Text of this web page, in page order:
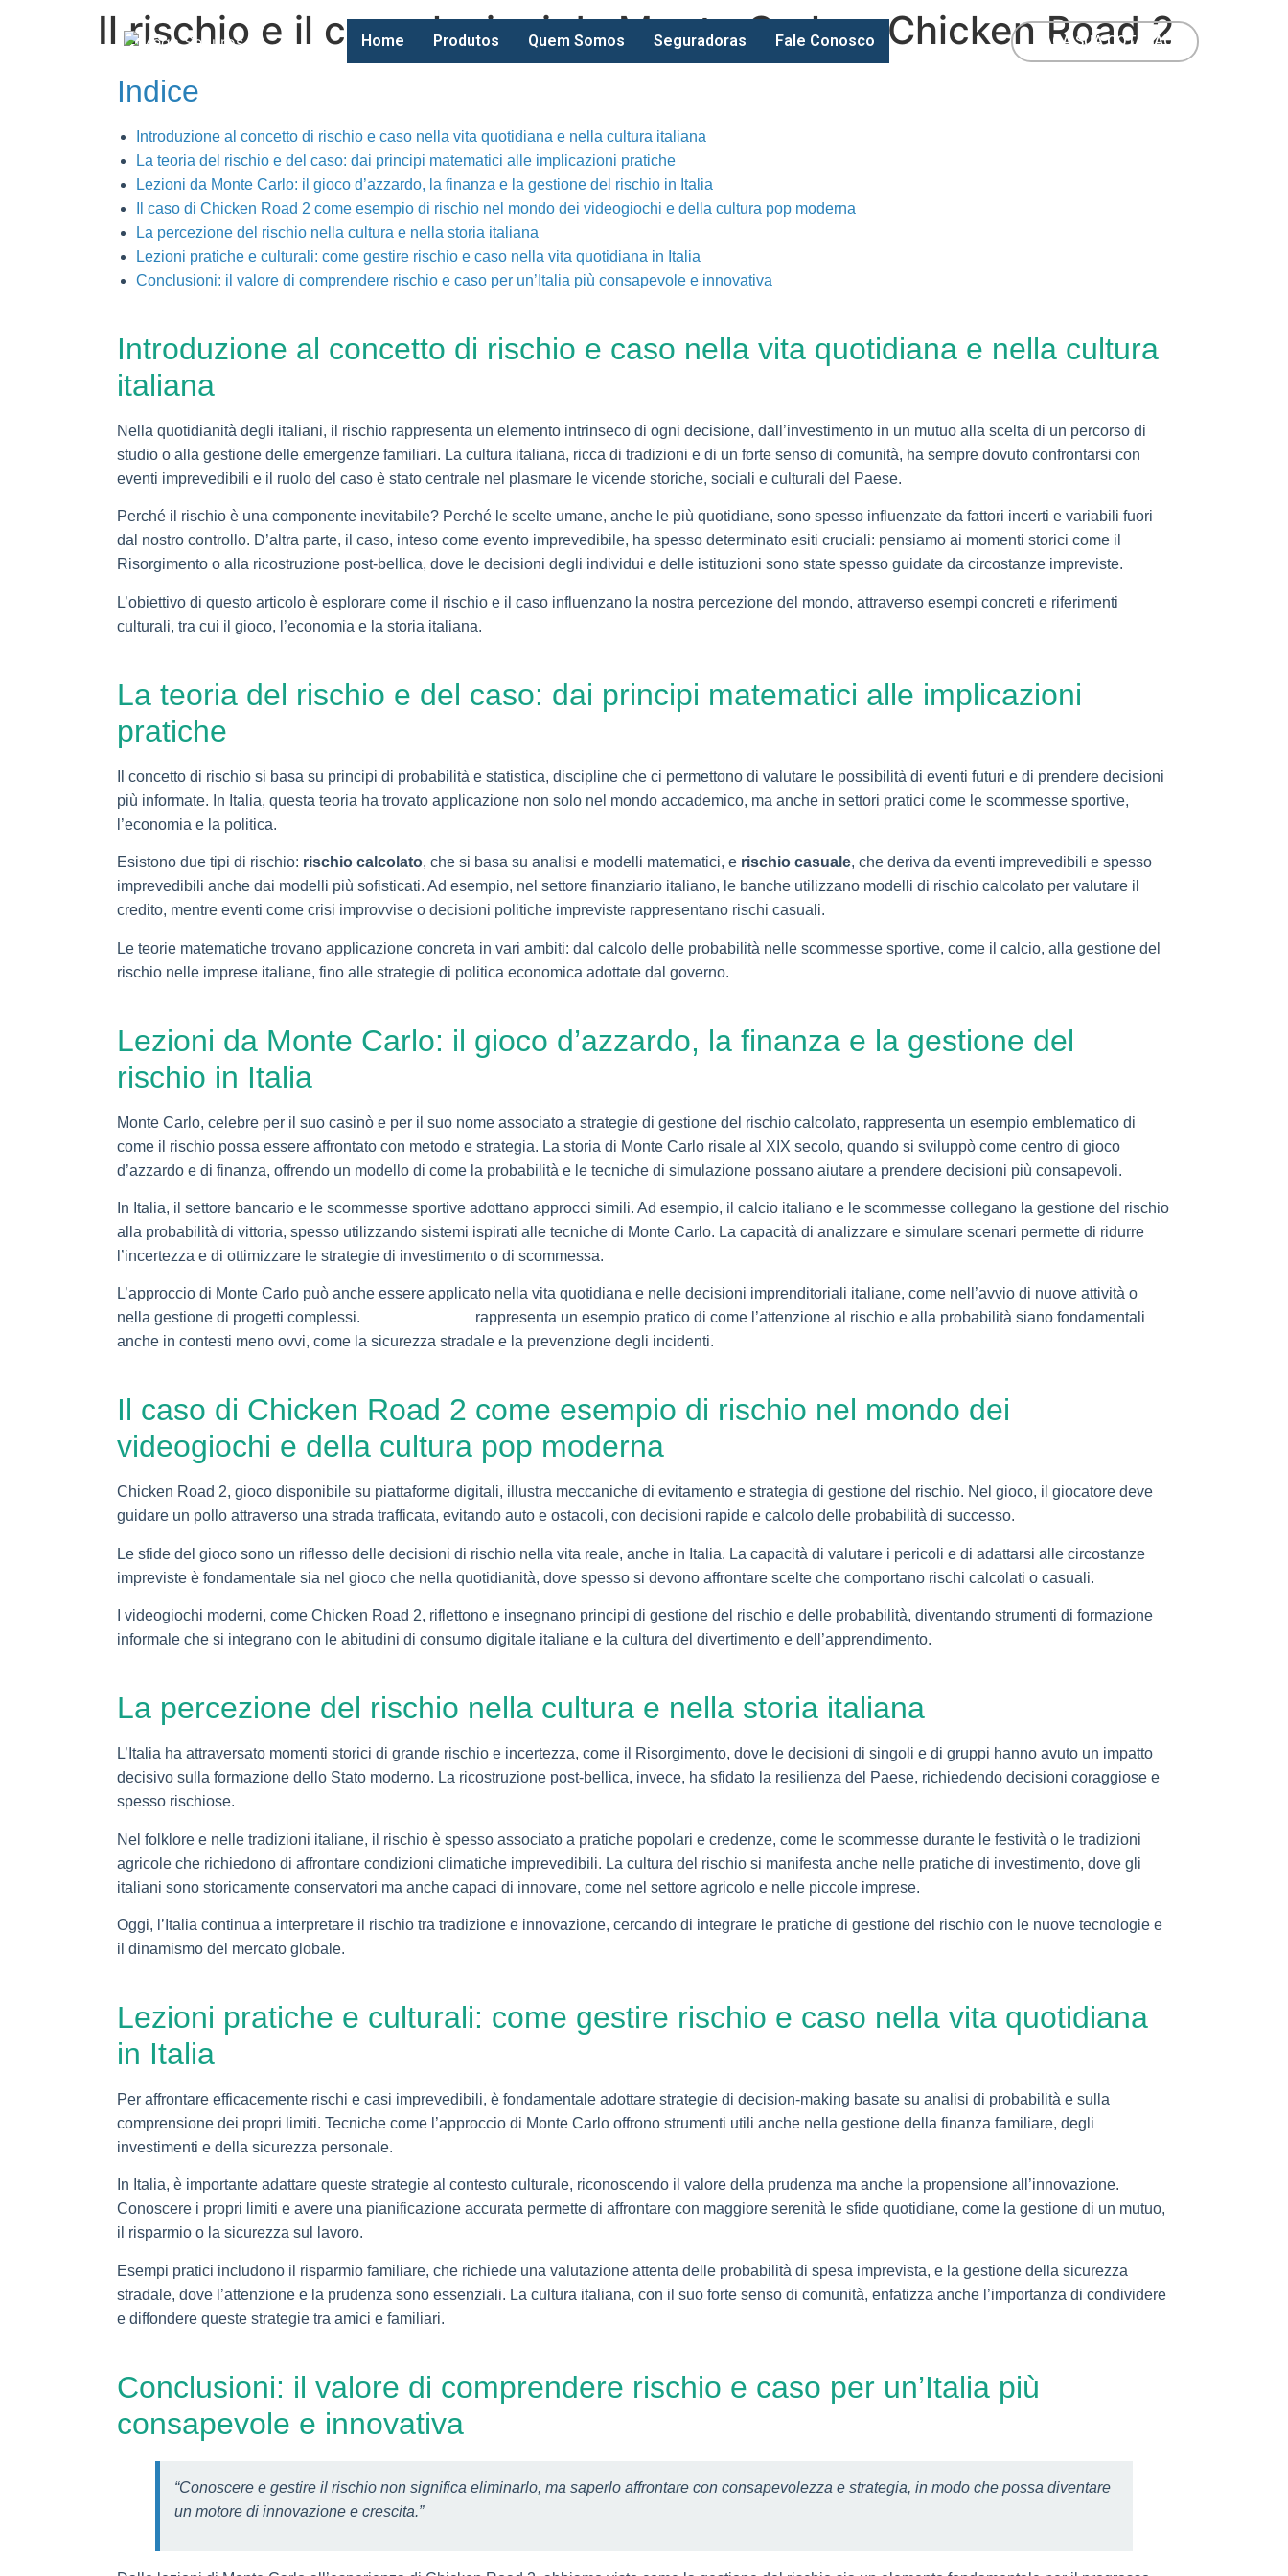
Home Produtos Quem Somos Seguradoras Fale Conosco FAÇA SUA COTAÇÃO
Il rischio e il caso: lezioni da Monte Carlo e Chicken Road 2
Indice
Introduzione al concetto di rischio e caso nella vita quotidiana e nella cultura italiana
La teoria del rischio e del caso: dai principi matematici alle implicazioni pratiche
Lezioni da Monte Carlo: il gioco d’azzardo, la finanza e la gestione del rischio in Italia
Il caso di Chicken Road 2 come esempio di rischio nel mondo dei videogiochi e della cultura pop moderna
La percezione del rischio nella cultura e nella storia italiana
Lezioni pratiche e culturali: come gestire rischio e caso nella vita quotidiana in Italia
Conclusioni: il valore di comprendere rischio e caso per un’Italia più consapevole e innovativa
Introduzione al concetto di rischio e caso nella vita quotidiana e nella cultura
italiana
Nella quotidianità degli italiani, il rischio rappresenta un elemento intrinseco di ogni decisione, dall’investimento in un mutuo alla scelta di un percorso di
studio o alla gestione delle emergenze familiari. La cultura italiana, ricca di tradizioni e di un forte senso di comunità, ha sempre dovuto confrontarsi con
eventi imprevedibili e il ruolo del caso è stato centrale nel plasmare le vicende storiche, sociali e culturali del Paese.
Perché il rischio è una componente inevitabile? Perché le scelte umane, anche le più quotidiane, sono spesso influenzate da fattori incerti e variabili fuori
dal nostro controllo. D’altra parte, il caso, inteso come evento imprevedibile, ha spesso determinato esiti cruciali: pensiamo ai momenti storici come il
Risorgimento o alla ricostruzione post-bellica, dove le decisioni degli individui e delle istituzioni sono state spesso guidate da circostanze impreviste.
L’obiettivo di questo articolo è esplorare come il rischio e il caso influenzano la nostra percezione del mondo, attraverso esempi concreti e riferimenti
culturali, tra cui il gioco, l’economia e la storia italiana.
La teoria del rischio e del caso: dai principi matematici alle implicazioni
pratiche
Il concetto di rischio si basa su principi di probabilità e statistica, discipline che ci permettono di valutare le possibilità di eventi futuri e di prendere decisioni
più informate. In Italia, questa teoria ha trovato applicazione non solo nel mondo accademico, ma anche in settori pratici come le scommesse sportive,
l’economia e la politica.
Esistono due tipi di rischio: rischio calcolato, che si basa su analisi e modelli matematici, e rischio casuale, che deriva da eventi imprevedibili e spesso
imprevedibili anche dai modelli più sofisticati. Ad esempio, nel settore finanziario italiano, le banche utilizzano modelli di rischio calcolato per valutare il
credito, mentre eventi come crisi improvvise o decisioni politiche impreviste rappresentano rischi casuali.
Le teorie matematiche trovano applicazione concreta in vari ambiti: dal calcolo delle probabilità nelle scommesse sportive, come il calcio, alla gestione del
rischio nelle imprese italiane, fino alle strategie di politica economica adottate dal governo.
Lezioni da Monte Carlo: il gioco d’azzardo, la finanza e la gestione del
rischio in Italia
Monte Carlo, celebre per il suo casinò e per il suo nome associato a strategie di gestione del rischio calcolato, rappresenta un esempio emblematico di
come il rischio possa essere affrontato con metodo e strategia. La storia di Monte Carlo risale al XIX secolo, quando si sviluppò come centro di gioco
d’azzardo e di finanza, offrendo un modello di come la probabilità e le tecniche di simulazione possano aiutare a prendere decisioni più consapevoli.
In Italia, il settore bancario e le scommesse sportive adottano approcci simili. Ad esempio, il calcio italiano e le scommesse collegano la gestione del rischio
alla probabilità di vittoria, spesso utilizzando sistemi ispirati alle tecniche di Monte Carlo. La capacità di analizzare e simulare scenari permette di ridurre
l’incertezza e di ottimizzare le strategie di investimento o di scommessa.
L’approccio di Monte Carlo può anche essere applicato nella vita quotidiana e nelle decisioni imprenditoriali italiane, come nell’avvio di nuove attività o
nella gestione di progetti complessi.
rappresenta un esempio pratico di come l’attenzione al rischio e alla probabilità siano fondamentali
anche in contesti meno ovvi, come la sicurezza stradale e la prevenzione degli incidenti.
Il caso di Chicken Road 2 come esempio di rischio nel mondo dei
videogiochi e della cultura pop moderna
Chicken Road 2, gioco disponibile su piattaforme digitali, illustra meccaniche di evitamento e strategia di gestione del rischio. Nel gioco, il giocatore deve
guidare un pollo attraverso una strada trafficata, evitando auto e ostacoli, con decisioni rapide e calcolo delle probabilità di successo.
Le sfide del gioco sono un riflesso delle decisioni di rischio nella vita reale, anche in Italia. La capacità di valutare i pericoli e di adattarsi alle circostanze
impreviste è fondamentale sia nel gioco che nella quotidianità, dove spesso si devono affrontare scelte che comportano rischi calcolati o casuali.
I videogiochi moderni, come Chicken Road 2, riflettono e insegnano principi di gestione del rischio e delle probabilità, diventando strumenti di formazione
informale che si integrano con le abitudini di consumo digitale italiane e la cultura del divertimento e dell’apprendimento.
La percezione del rischio nella cultura e nella storia italiana
L’Italia ha attraversato momenti storici di grande rischio e incertezza, come il Risorgimento, dove le decisioni di singoli e di gruppi hanno avuto un impatto
decisivo sulla formazione dello Stato moderno. La ricostruzione post-bellica, invece, ha sfidato la resilienza del Paese, richiedendo decisioni coraggiose e
spesso rischiose.
Nel folklore e nelle tradizioni italiane, il rischio è spesso associato a pratiche popolari e credenze, come le scommesse durante le festività o le tradizioni
agricole che richiedono di affrontare condizioni climatiche imprevedibili. La cultura del rischio si manifesta anche nelle pratiche di investimento, dove gli
italiani sono storicamente conservatori ma anche capaci di innovare, come nel settore agricolo e nelle piccole imprese.
Oggi, l’Italia continua a interpretare il rischio tra tradizione e innovazione, cercando di integrare le pratiche di gestione del rischio con le nuove tecnologie e
il dinamismo del mercato globale.
Lezioni pratiche e culturali: come gestire rischio e caso nella vita quotidiana
in Italia
Per affrontare efficacemente rischi e casi imprevedibili, è fondamentale adottare strategie di decision-making basate su analisi di probabilità e sulla
comprensione dei propri limiti. Tecniche come l’approccio di Monte Carlo offrono strumenti utili anche nella gestione della finanza familiare, degli
investimenti e della sicurezza personale.
In Italia, è importante adattare queste strategie al contesto culturale, riconoscendo il valore della prudenza ma anche la propensione all’innovazione.
Conoscere i propri limiti e avere una pianificazione accurata permette di affrontare con maggiore serenità le sfide quotidiane, come la gestione di un mutuo,
il risparmio o la sicurezza sul lavoro.
Esempi pratici includono il risparmio familiare, che richiede una valutazione attenta delle probabilità di spesa imprevista, e la gestione della sicurezza
stradale, dove l’attenzione e la prudenza sono essenziali. La cultura italiana, con il suo forte senso di comunità, enfatizza anche l’importanza di condividere
e diffondere queste strategie tra amici e familiari.
Conclusioni: il valore di comprendere rischio e caso per un’Italia più
consapevole e innovativa
“Conoscere e gestire il rischio non significa eliminarlo, ma saperlo affrontare con consapevolezza e strategia, in modo che possa diventare
un motore di innovazione e crescita.”